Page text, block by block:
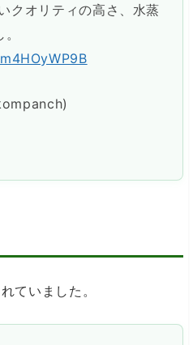
クオリティの高さ、水蒸
ていました。